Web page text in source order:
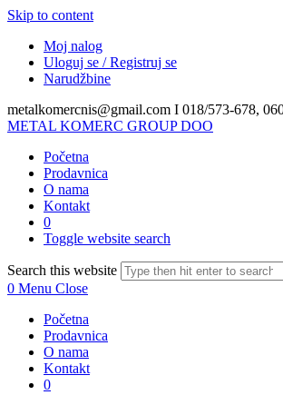
Skip to content
Moj nalog
Uloguj se / Registruj se
Narudžbine
metalkomercnis@gmail.com I 018/573-678,
METAL KOMERC GROUP DOO
Početna
Prodavnica
O nama
Kontakt
0
Toggle website search
Search this website
0 Menu Close
Početna
Prodavnica
O nama
Kontakt
0